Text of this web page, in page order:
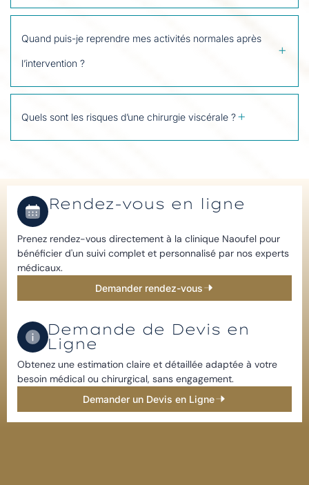
Quand puis-je reprendre mes activités normales après
l’intervention ?
Quels sont les risques d’une chirurgie viscérale ?
Rendez-vous en ligne
Prenez rendez-vous directement à la clinique Naoufel pour
bénéficier d'un suivi complet et personnalisé par nos experts
médicaux.
Demander rendez-vous
Demande de Devis en
Ligne​
Obtenez une estimation claire et détaillée adaptée à votre
besoin médical ou chirurgical, sans engagement.​
Demander un Devis en Ligne